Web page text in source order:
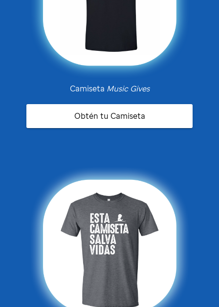
Camiseta Music Gives
Obtén tu Camiseta